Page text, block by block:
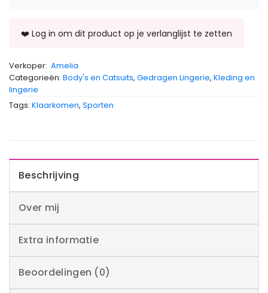
Verkoper: Amelia
Categorieën: Body's en Catsuits, Gedragen Lingerie, Kleding en
lingerie
Tags: Klaarkomen, Sporten
Beschrijving
Over mij
Extra informatie
Beoordelingen (0)